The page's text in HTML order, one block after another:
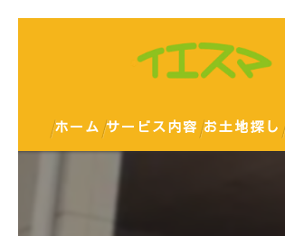
ホーム サービス内容 お土地探し